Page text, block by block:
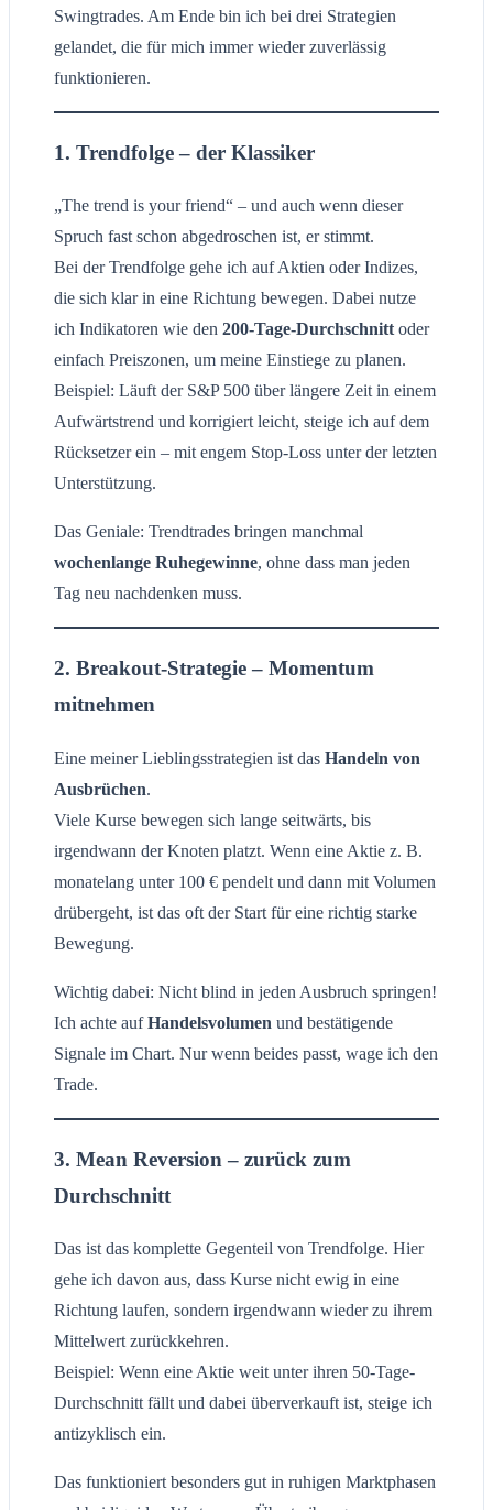
Swingtrades. Am Ende bin ich bei drei Strategien
gelandet, die für mich immer wieder zuverlässig
funktionieren.
1. Trendfolge – der Klassiker
„The trend is your friend“ – und auch wenn dieser
Spruch fast schon abgedroschen ist, er stimmt.
Bei der Trendfolge gehe ich auf Aktien oder Indizes,
die sich klar in eine Richtung bewegen. Dabei nutze
ich Indikatoren wie den 200-Tage-Durchschnitt oder
einfach Preiszonen, um meine Einstiege zu planen.
Beispiel: Läuft der S&P 500 über längere Zeit in einem
Aufwärtstrend und korrigiert leicht, steige ich auf dem
Rücksetzer ein – mit engem Stop-Loss unter der letzten
Unterstützung.
Das Geniale: Trendtrades bringen manchmal
wochenlange Ruhegewinne, ohne dass man jeden
Tag neu nachdenken muss.
2. Breakout-Strategie – Momentum
mitnehmen
Eine meiner Lieblingsstrategien ist das Handeln von
Ausbrüchen.
Viele Kurse bewegen sich lange seitwärts, bis
irgendwann der Knoten platzt. Wenn eine Aktie z. B.
monatelang unter 100 € pendelt und dann mit Volumen
drübergeht, ist das oft der Start für eine richtig starke
Bewegung.
Wichtig dabei: Nicht blind in jeden Ausbruch springen!
Ich achte aufHandelsvolumen und bestätigende
Signale im Chart. Nur wenn beides passt, wage ich den
Trade.
3. Mean Reversion – zurück zum
Durchschnitt
Das ist das komplette Gegenteil von Trendfolge. Hier
gehe ich davon aus, dass Kurse nicht ewig in eine
Richtung laufen, sondern irgendwann wieder zu ihrem
Mittelwert zurückkehren.
Beispiel: Wenn eine Aktie weit unter ihren 50-Tage-
Durchschnitt fällt und dabei überverkauft ist, steige ich
antizyklisch ein.
Das funktioniert besonders gut in ruhigen Marktphasen